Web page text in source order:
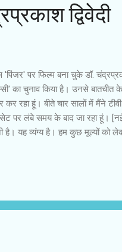
द्विवेदी
पर फिल्म बना चुके डॉ.
का चुनाव किया है। उनसे
रहा हूं। बीते चार सालों में मैंने
पर लंबे समय के बाद जा रहा हूं। [नई
यह व्यंग्य है। हम कुछ मूल्यों को
शुक्ला, दयाशंकर पांडे के साथ रंगमंच
...